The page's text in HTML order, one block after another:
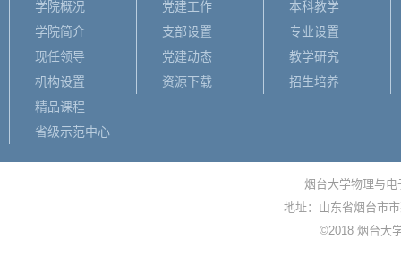
学院概况 党建工作
本科教学
学院简介
支部设置
专业设置
现任领导
党建动态
教学研究
机构设置
资源下载
招生培养
精品课程
省级示范中心
烟台大学物理与
地址：山东省烟台市
©2018 烟台大